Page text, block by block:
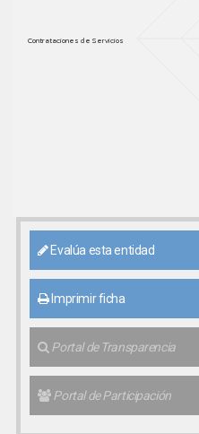
Contrataciones de Servicios
Evalúa esta entidad
Imprimir ficha
Portal de Transparencia
Portal de Participación